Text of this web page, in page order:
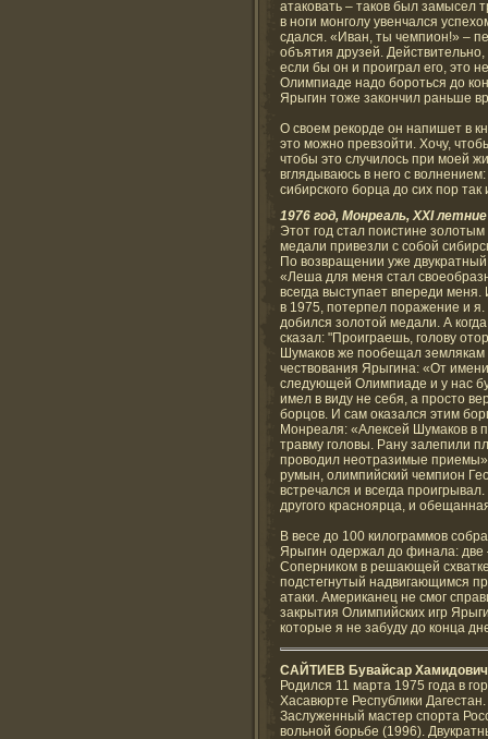
атаковать – таков был замысел
в ноги монголу увенчался
сдался. «Иван, ты чемпион!» –
объятия друзей.
если бы он и проиграл его, это
Олимпиаде надо бороться до
Ярыгин тоже закончил раньше
О своем рекорде он напишет в
это можно превзойти. Хочу,
чтобы это случилось при моей
вглядываюсь в него с
сибирского борца до сих пор
1976 год, Монреаль, XXI
Этот год стал поистине
медали привезли с собой
По возвращении уже
«Леша для меня стал
всегда выступает впереди
в 1975, потерпел поражение и
добился золотой медали. А
сказал: "Проиграешь, голову
Шумаков же пообещал землякам
чествования Ярыгина: «От
следующей Олимпиаде и у нас
имел в виду не себя, а просто
борцов. И сам оказался этим
Монреаля: «Алексей Шумаков в
травму головы. Рану залепили
проводил неотразимые
румын, олимпийский чемпион
встречался и всегда
другого красноярца, и
В весе до 100 килограммов
Ярыгин одержал до финала:
Соперником в решающей
подстегнутый надвигающимся
атаки. Американец не смог
закрытия Олимпийских игр
которые я не забуду до конца
САЙТИЕВ Бувайсар Хамидович
Родился 11 марта 1975 года в
Хасавюрте Республики Дагестан.
Заслуженный мастер спорта
вольной борьбе (1996).